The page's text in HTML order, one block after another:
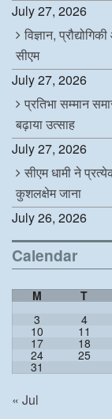
July 27, 2026
विज्ञान,
सीएम
July 27, 2026
प्रतिभा सम्मान
बढ़ाया उत्साह
July 27, 2026
सीएम धामी ने
कुशलक्षेम जाना
July 26, 2026
Calendar
M T
3 4
10 11
17 18
24 25
31
« Jul